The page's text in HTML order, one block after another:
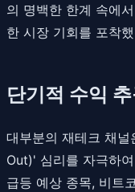
의 명백한 한계 속에
한 시장 기회를 포착
단기적 수익
대부분의 재테크 채
Out)' 심리를 자극하
급등 예상 종목, 비트